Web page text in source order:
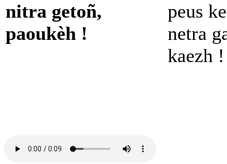
nitra getoñ,
paoukèh !
peus
netra
kaezh !